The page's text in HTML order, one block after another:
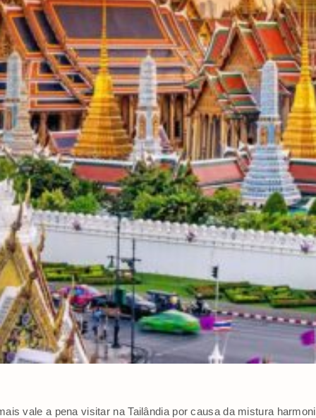
vale a pena visitar na Tailândia por causa da mistura